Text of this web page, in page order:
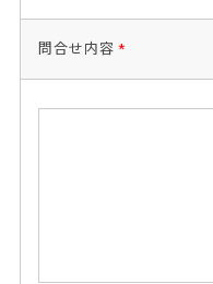
問合せ内容 *